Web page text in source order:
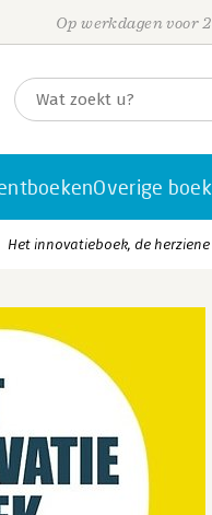
Op werkdagen voor
Overige
Het innovatieboek, de herziene